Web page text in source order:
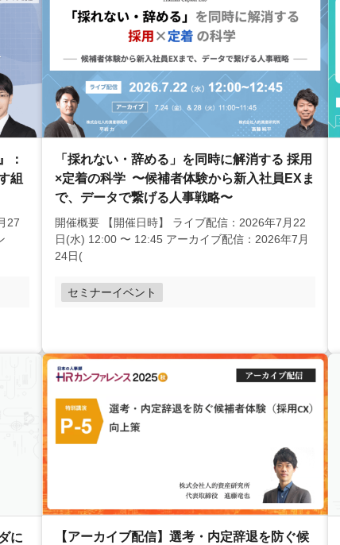
：
組
27
「採れない・辞める」を同時に解消する 採用
×定着の科学 〜候補者体験から新入社員EXま
で、データで繋げる人事戦略〜
開催概要 【開催日時】 ライブ配信：2026年7月22
日(水) 12:00 〜 12:45 アーカイブ配信：2026年7月
24日(
セミナーイベント
に
【アーカイブ配信】選考・内定辞退を防ぐ候